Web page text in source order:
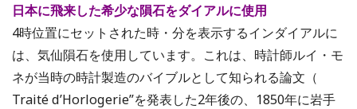
日本に飛来した希少な隕石をダイアルに使用
4時位置にセットされた時・分を表示するインダイアルに
は、気仙隕石を使用しています。これは、時計師ルイ・モ
ネが当時の時計製造のバイブルとして知られる論文（
Traité d’Horlogerie”を発表した2年後の、1850年に岩手